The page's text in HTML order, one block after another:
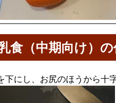
食（中期向け）
下にし、お尻のほうから十